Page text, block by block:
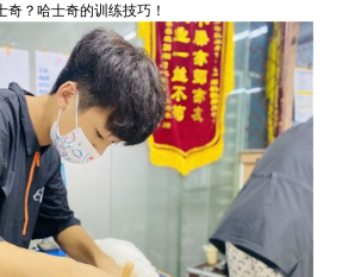
？哈士奇的训练技巧！